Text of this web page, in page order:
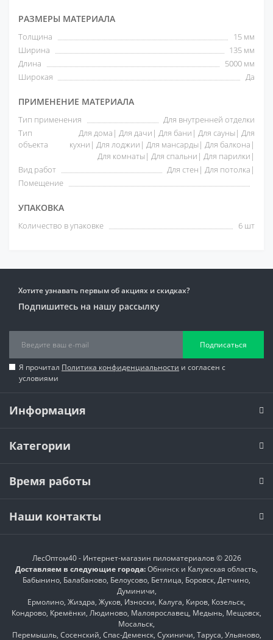
РАЗМЕРЫ МАТЕРИАЛА
Толщина
15 мм
Ширина
135 мм
Длина
5000 мм
Широкая
Да
ПРИМЕНЕНИЕ МАТЕРИАЛА
Тип применения
Для внутренней отделки
Тип
объекта
Для дома| Для дачи| Для бани| Для сауны| Для
кухни| Для лоджии| Для мансарды| Для балкона|
Для комнаты| Для спальни| Для парилки|
Вид работ
Для стен| Для потолка|
Помещение
УПАКОВКА
Количество в упаковке 6 шт
Хотите узнавать первым об акциях и скидках?
Подпишитесь на нашу рассылку
Подписаться
Я прочитал Политика конфиденциальности и согласен с
условиями
Информация
Категории
Время работы
Наши контакты
ЛесОптом40 - Интернет-магазин пиломатериалов © 2026
Доставляем в следующие города:Обнинск и Калужская область,
Бабынино, Балабаново, Белоусово, Бетлица, Боровск, Детчино,
Думиничи,
Ермолино, Жиздра, Жуков, Износки, Калуга, Киров, Козельск,
Кондрово, Кремёнки, Людиново, Малоярославец, Медынь, Мещовск,
Мосальск,
Перемышль, Сосенский, Спас-Деменск, Сухиничи, Таруса, Ульяново,